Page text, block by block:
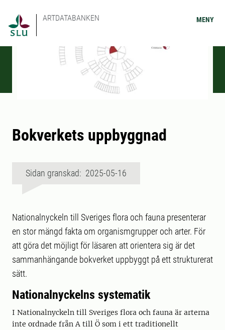
ARTDATABANKEN MENY
Bokverkets uppbyggnad
Sidan granskad: 2025-05-16
Nationalnyckeln till Sveriges flora och fauna presenterar
en stor mängd fakta om organismgrupper och arter. För
att göra det möjligt för läsaren att orientera sig är det
sammanhängande bokverket uppbyggt på ett strukturerat
sätt.
Nationalnyckelns systematik
I Nationalnyckeln till Sveriges flora och fauna är arterna
inte ordnade från A till Ö som i ett traditionellt